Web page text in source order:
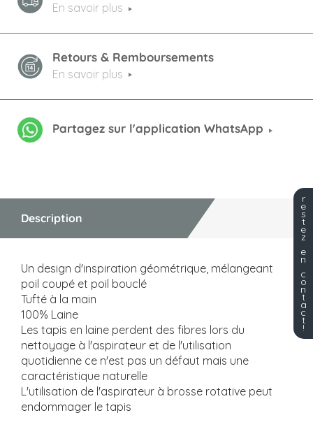
En savoir plus
Retours & Remboursements
En savoir plus
Partagez sur l'application WhatsApp
Description
Un design d'inspiration géométrique, mélangeant
poil coupé et poil bouclé
Tufté à la main
100% Laine
Les tapis en laine perdent des fibres lors du
nettoyage à l'aspirateur et de l'utilisation
quotidienne ce n'est pas un défaut mais une
caractéristique naturelle
L'utilisation de l'aspirateur à brosse rotative peut
endommager le tapis
r
e
s
t
e
z
e
n
c
o
n
t
a
c
t
!